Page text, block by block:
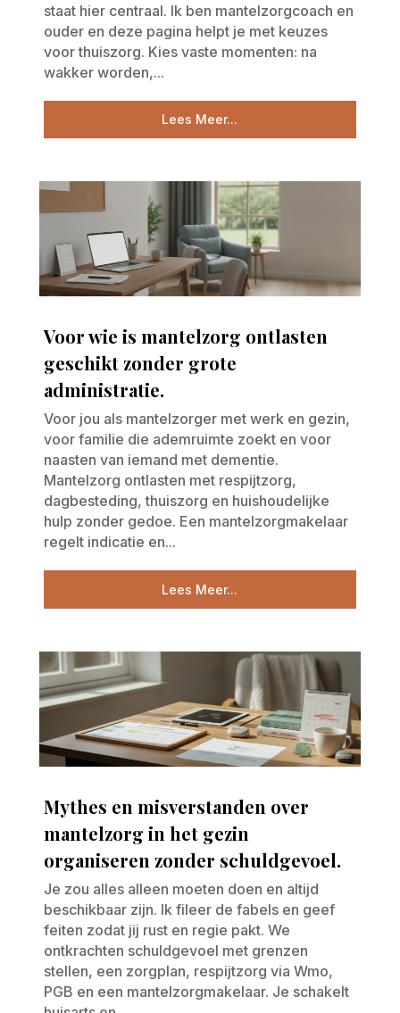
staat hier centraal. Ik ben mantelzorgcoach en
ouder en deze pagina helpt je met keuzes
voor thuiszorg. Kies vaste momenten: na
wakker worden,...
Lees Meer...
Voor wie is mantelzorg ontlasten
geschikt zonder grote
administratie.
Voor jou als mantelzorger met werk en gezin,
voor familie die ademruimte zoekt en voor
naasten van iemand met dementie.
Mantelzorg ontlasten met respijtzorg,
dagbesteding, thuiszorg en huishoudelijke
hulp zonder gedoe. Een mantelzorgmakelaar
regelt indicatie en...
Lees Meer...
Mythes en misverstanden over
mantelzorg in het gezin
organiseren zonder schuldgevoel.
Je zou alles alleen moeten doen en altijd
beschikbaar zijn. Ik fileer de fabels en geef
feiten zodat jij rust en regie pakt. We
ontkrachten schuldgevoel met grenzen
stellen, een zorgplan, respijtzorg via Wmo,
PGB en een mantelzorgmakelaar. Je schakelt